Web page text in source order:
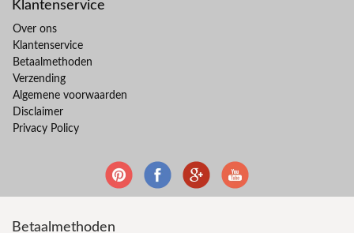
Klantenservice
Over ons
Klantenservice
Betaalmethoden
Verzending
Algemene voorwaarden
Disclaimer
Privacy Policy
Betaalmethoden